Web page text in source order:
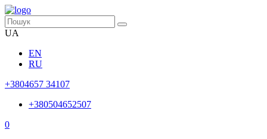
UA
EN
RU
+3804657 34107
+380504652507
0